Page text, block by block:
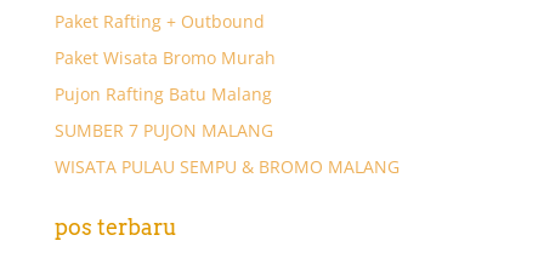
Paket Rafting + Outbound
Paket Wisata Bromo Murah
Pujon Rafting Batu Malang
SUMBER 7 PUJON MALANG
WISATA PULAU SEMPU & BROMO MALANG
pos terbaru